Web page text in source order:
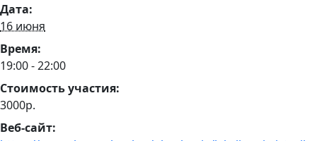
Дата:
16 июня
Время:
19:00 - 22:00
Стоимость участия:
3000р.
Веб-сайт: